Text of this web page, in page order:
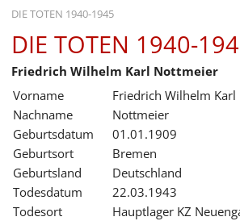
DIE TOTEN 1940-1945
STARTSEITE
AKTUELLES
AUSSTELLUNGEN
GESCHICHTE
BILDUNG
FORSCHUNG
DIE TOTEN 1940-
Friedrich Wilhelm Karl Nottmeier
Vorname
Friedrich Wilhelm Karl
Nachname
Nottmeier
Geburtsdatum
01.01.1909
Geburtsort
Bremen
Geburtsland
Deutschland
Todesdatum
22.03.1943
Todesort
Hauptlager KZ